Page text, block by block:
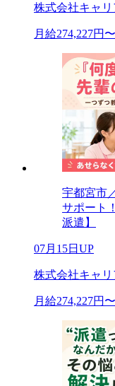
株式会社キャリ
月給274,227円〜
宇都宮市
サポート
派遣】
07月15日UP
株式会社キャリ
月給274,227円〜